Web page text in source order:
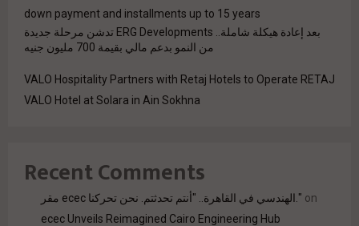
down payment and installments up to 15 years
بعد إعادة هيكلة شاملة.. ERG Developments تدشن مرحلة جديدة
من النمو بدعم مالي بقيمة 700 مليون جنيه
VALO Hospitality Partners with Retaj Hotels to Operate RETAJ
VALO Hotel at Solara in Ain Sokhna
Recent Comments
مقر ecec الهندسي في القاهرة.. "أنتم تحدثتم. نحن تحركنا." on
ecec Unveils Reimagined Cairo Engineering Hub